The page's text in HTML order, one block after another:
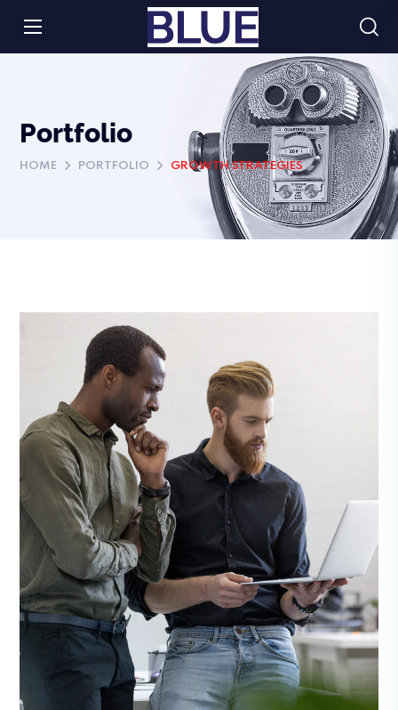
Portfolio
HOME PORTFOLIO GROWTH STRATEGIES